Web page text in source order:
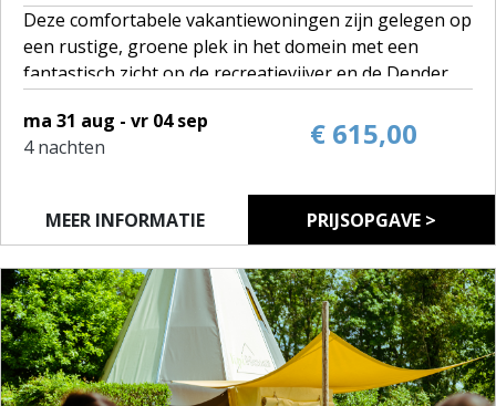
Deze comfortabele vakantiewoningen zijn gelegen op
een rustige, groene plek in het domein met een
fantastisch zicht op de recreatievijver en de Dender.
Op het domein zijn 5 woningen voor 8 personen te
huur.
personen. Je geniet dan van het uitzicht op de vijver
de woning.
ma 31 aug - vr 04 sep
4 nachten
€ 615,00
MEER INFORMATIE PRIJSOPGAVE >